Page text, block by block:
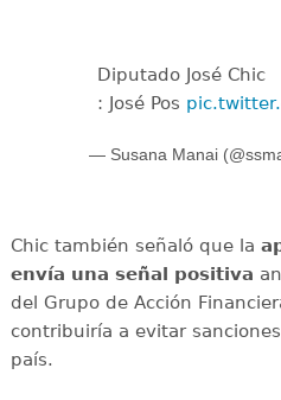
Diputado José Chic
: José Pos
— Susana Manai
Chic también señaló que la
envía una señal positiva
del Grupo de Acción
contribuiría a evitar
país.